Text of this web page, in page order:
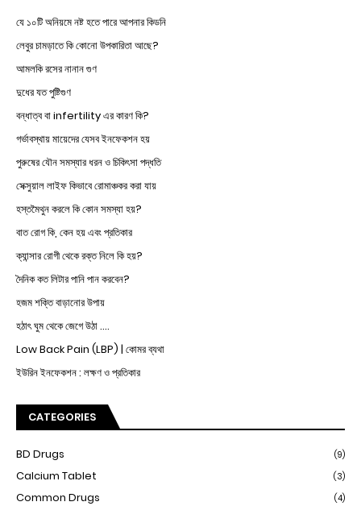
যে ১০টি অনিয়মে নষ্ট হতে পারে আপনার কিডনি
লেবুর চামড়াতে কি কোনো উপকারিতা আছে?
আমলকি রসের নানান গুণ
দুধের যত পুষ্টিগুণ
বন্ধাত্ব বা infertility এর কারণ কি?
গর্ভাবস্থায় মায়েদের যেসব ইনফেকশন হয়
পুরুষের যৌন সমস্যার ধরন ও চিকিৎসা পদ্ধতি
সেক্সুয়াল লাইফ কিভাবে রোমাঞ্চকর করা যায়
হস্তমৈথুন করলে কি কোন সমস্যা হয়?
বাত রোগ কি, কেন হয় এবং প্রতিকার
ক্যান্সার রোগী থেকে রক্ত নিলে কি হয়?
দৈনিক কত লিটার পানি পান করবেন?
হজম শক্তি বাড়ানোর উপায়
হঠাৎ ঘুম থেকে জেগে উঠা ....
Low Back Pain (LBP) | কোমর ব্যথা
ইউরিন ইনফেকশন : লক্ষণ ও প্রতিকার
CATEGORIES
BD Drugs (9)
Calcium Tablet (3)
Common Drugs (4)